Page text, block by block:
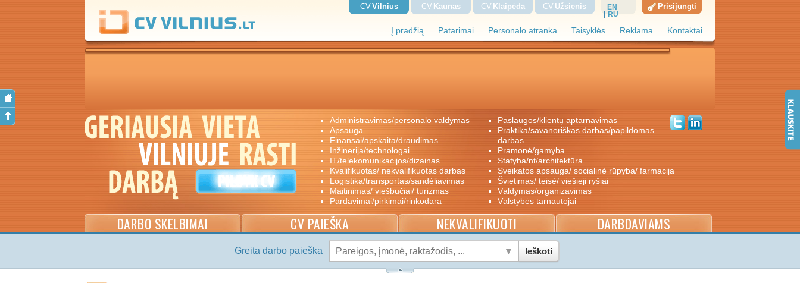
Į pradžią Patarimai Personalo atranka Taisyklės Reklama Kontaktai
CVVilnius CV Kaunas CV Klaipėda CV Užsienis
EN
RU
Prisijungti
administravimas/personalo valdymas
apsauga
finansai/apskaita/draudimas
inžinerija/technologai
IT/telekomunikacijos/dizainas
kvalifikuotas/ nekvalifikuotas darbas
logistika/transportas/sandėliavimas
maitinimas/ viešbučiai/ turizmas
pardavimai/pirkimai/rinkodara
paslaugos/klientų aptarnavimas
praktika/savanoriškas darbas/papildomas
darbas
pramonė/gamyba
statyba/nt/architektūra
sveikatos apsauga/ socialinė rūpyba/ farmacija
švietimas/ teisė/ viešieji ryšiai
valdymas/organizavimas
valstybės tarnautojai
DARBO SKELBIMAI CV PAIEŠKA NEKVALIFIKUOTI DARBDAVIAMS
Greita darbo paieška Ieškoti